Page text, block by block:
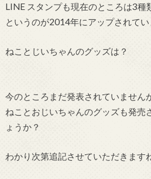
LINE スタンプも現在のところは3種
というのが2014年にアップされてい
ねことじいちゃんのグッズは？
今のところまだ発表されていません
ねことおじいちゃんのグッズも発売
ょうか？
わかり次第追記させていただきます